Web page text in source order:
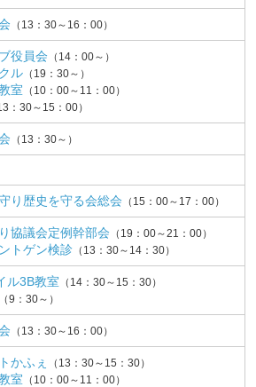
（13：30～16：00）
役員会 （14：00～）
ル （19：30～）
室 （10：00～11：00）
：30～15：00）
（13：30～）
り歴史を守る会総会 （15：00～17：00）
協議会定例幹部会 （19：00～21：00）
トゲン検診 （13：30～14：30）
ル3B教室 （14：30～15：30）
（9：30～）
（13：30～16：00）
かふぇ （13：30～15：30）
室 （10：00～11：00）